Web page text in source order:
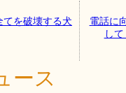
を破壊する犬
電話に
し
ース